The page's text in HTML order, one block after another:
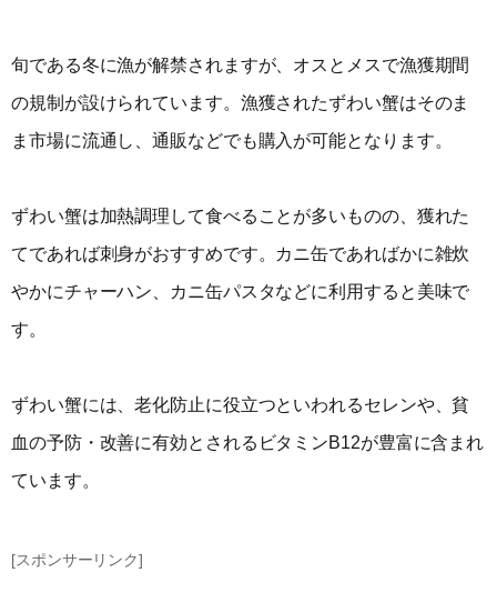
旬である冬に漁が解禁されますが、オスとメスで漁獲期間
の規制が設けられています。漁獲されたずわい蟹はそのま
ま市場に流通し、通販などでも購入が可能となります。
ずわい蟹は加熱調理して食べることが多いものの、獲れた
てであれば刺身がおすすめです。カニ缶であればかに雑炊
やかにチャーハン、カニ缶パスタなどに利用すると美味で
す。
ずわい蟹には、老化防止に役立つといわれるセレンや、貧
血の予防・改善に有効とされるビタミンB12が豊富に含まれ
ています。
[スポンサーリンク]